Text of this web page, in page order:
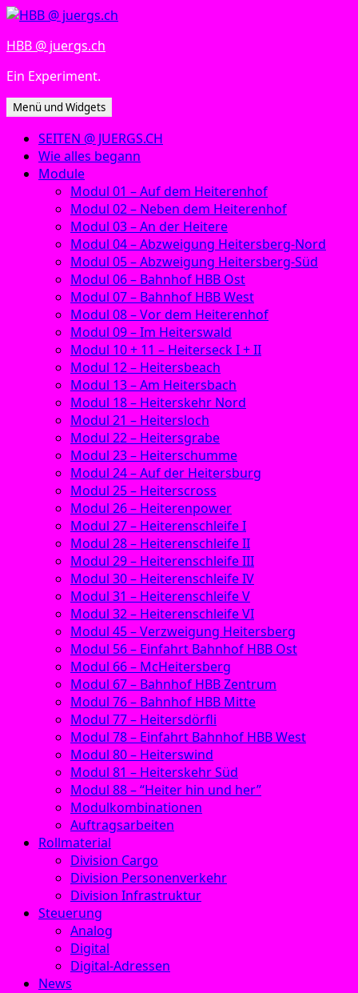
Zum
springen
HBB @ juergs.ch
Ein Experiment.
Menü und Widgets
SEITEN @ JUERGS.CH
Wie alles begann
Module
Modul 01 – Auf dem Heiterenhof
Modul 02 – Neben dem Heiterenhof
Modul 03 – An der Heitere
Modul 04 – Abzweigung Heitersberg-Nord
Modul 05 – Abzweigung Heitersberg-Süd
Modul 06 – Bahnhof HBB Ost
Modul 07 – Bahnhof HBB West
Modul 08 – Vor dem Heiterenhof
Modul 09 – Im Heiterswald
Modul 10 + 11 – Heiterseck I + II
Modul 12 – Heitersbeach
Modul 13 – Am Heitersbach
Modul 18 – Heiterskehr Nord
Modul 21 – Heitersloch
Modul 22 – Heitersgrabe
Modul 23 – Heiterschumme
Modul 24 – Auf der Heitersburg
Modul 25 – Heiterscross
Modul 26 – Heiterenpower
Modul 27 – Heiterenschleife I
Modul 28 – Heiterenschleife II
Modul 29 – Heiterenschleife III
Modul 30 – Heiterenschleife IV
Modul 31 – Heiterenschleife V
Modul 32 – Heiterenschleife VI
Modul 45 – Verzweigung Heitersberg
Modul 56 – Einfahrt Bahnhof HBB Ost
Modul 66 – McHeitersberg
Modul 67 – Bahnhof HBB Zentrum
Modul 76 – Bahnhof HBB Mitte
Modul 77 – Heitersdörfli
Modul 78 – Einfahrt Bahnhof HBB West
Modul 80 – Heiterswind
Modul 81 – Heiterskehr Süd
Modul 88 – “Heiter hin und her”
Modulkombinationen
Auftragsarbeiten
Rollmaterial
Division Cargo
Division Personenverkehr
Division Infrastruktur
Steuerung
Analog
Digital
Digital-Adressen
News